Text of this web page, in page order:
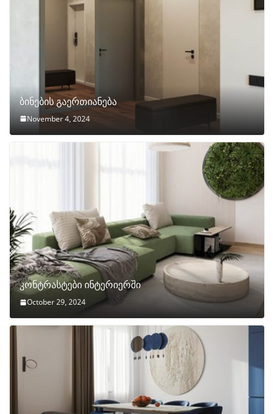
ბინების გაერთიანება
November 4, 2024
კონტრასტები ინტერიერში
October 29, 2024